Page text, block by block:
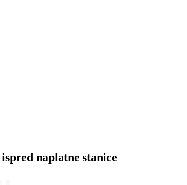
naplatne stanice